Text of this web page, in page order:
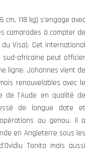
118 kg) s’engage avec
camarades à compter de
Visa). Cet international
sud-africaine peut officier
ligne. Johannes vient de
renouvelables avec le
de l’Aude en qualité de
de longue date et
au genou. Il a
en Angleterre sous les
Tonita mais aussi